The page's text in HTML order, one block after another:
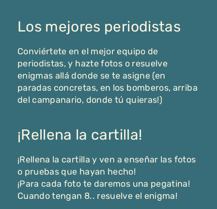
Los mejores periodistas
Conviértete en el mejor equipo de
periodistas, y hazte fotos o resuelve
enigmas allá donde se te asigne (en
paradas concretas, en los bomberos, arriba
del campanario, donde tú quieras!)
¡Rellena la cartilla!
¡Rellena la cartilla y ven a enseñar las fotos
o pruebas que hayan hecho!
¡Para cada foto te daremos una pegatina!
Cuando tengan 8.. resuelve el enigma!